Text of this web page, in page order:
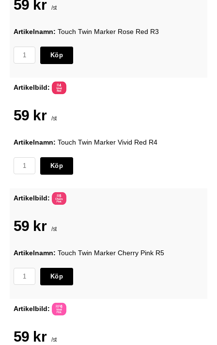
59 kr /st
Artikelnamn: Touch Twin Marker Rose Red R3
Köp
Artikelbild:
59 kr /st
Artikelnamn: Touch Twin Marker Vivid Red R4
Köp
Artikelbild:
59 kr /st
Artikelnamn: Touch Twin Marker Cherry Pink R5
Köp
Artikelbild:
59 kr /st